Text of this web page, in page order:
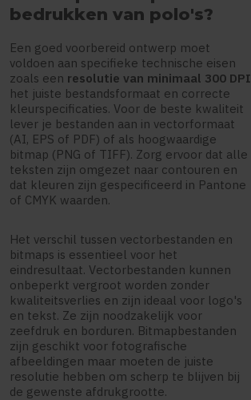
bedrukken van polo's?
Een goed voorbereid ontwerp moet
voldoen aan specifieke technische eisen
zoals een resolutie van minimaal 300 DPI
het juiste bestandsformaat en correcte
kleurspecificaties. Voor de beste kwaliteit
lever je bestanden aan in vectorformaat
(AI, EPS of PDF) of als hoogwaardige
bitmap (PNG of TIFF). Zorg ervoor dat alle
teksten zijn omgezet naar contouren en
dat kleuren zijn gespecificeerd in Pantone
of CMYK waarden.
Het verschil tussen vectorbestanden en
bitmaps is essentieel voor het
eindresultaat. Vectorbestanden kunnen
onbeperkt vergroot worden zonder
kwaliteitsverlies en zijn ideaal voor logo's
en tekst. Ze zijn noodzakelijk voor
zeefdruk en borduren. Bitmapbestanden
zijn geschikt voor fotografische
afbeeldingen maar moeten de juiste
resolutie hebben om scherp te blijven bij
de gewenste afdrukgrootte.